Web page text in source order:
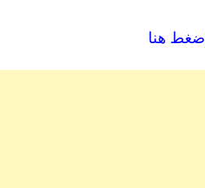
اضغط هنا